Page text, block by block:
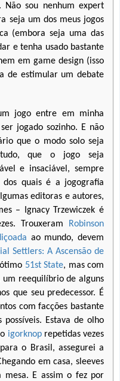
sou nenhum expert
seja um dos meus jogos
(embora seja uma das
e tenha usado bastante
em game design (isso
de estimular um debate
jogo entre em minha
jogado sozinho. E não
que o modo solo seja
que o jogo seja
e insaciável, sempre
quais é a jogografia
editoras e autores,
– Ignacy Trzewiczek é
Trouxeram
Robinson
ao mundo, devem
Settlers: A Ascensão de
51st State, mas com
um reequilíbrio de alguns
que seu predecessor. É
com facções bastante
Estava de olho
igorknoprepetidas vezes
o Brasil, assegurei a
em casa, sleeves
E assim o fez por